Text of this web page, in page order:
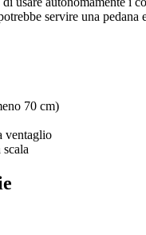
servire una
70 cm)
ventaglio